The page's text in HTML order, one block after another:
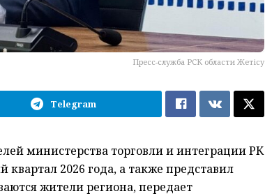
Пресс-служба РСК области Жетісу
Telegram
министерства торговли и интеграции РК
квартал 2026 года, а также представил
жители региона, передает